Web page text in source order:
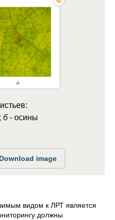
б- осины
Download image
видом к ЛРТ является
должны